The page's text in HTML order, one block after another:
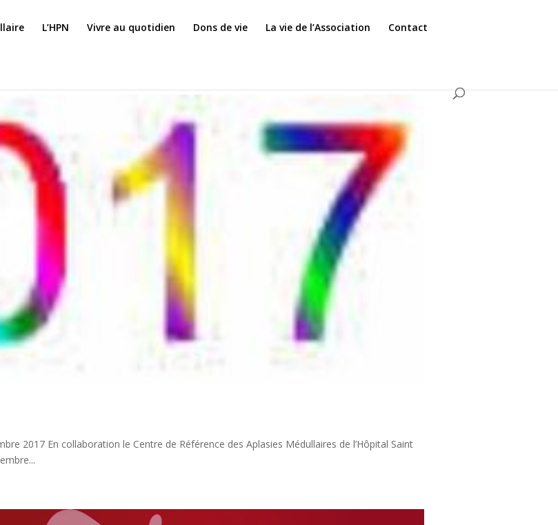
L’HPN Vivre au quotidien Dons de vie La vie de l’Association Contact
2017 En collaboration le Centre de Référence des Aplasies Médullaires de l’Hôpital Saint